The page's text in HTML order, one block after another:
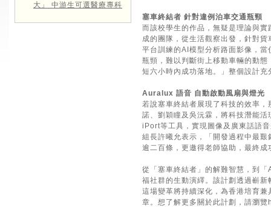
大」 中游生可選醫療專科
塞車終結者 針對違例泊車交通瓶頸
而該校學生的作品，無疑是理論與
成的團隊，從生活觀察出發，針對
平台訓練的AI模型分析路面影像，
瓶頸，難以判斷街上移動車輛的動
短六小時內成功落地。」整個設計
Auralux 語音 自動啟動風扇與燈光
若說塞車終結者展現了科技的效率
諾、劉穎瞳及吳沅霖，將科技潛能
iPort等工具，實現圖像及廣東話語
組長許曦允表示，「開發過程中最
逾二百條，更邀得老師協助，最終成
從「塞車終結者」的解難智慧，到
福社群的生動演繹。該計劃透過嶄
這場變革將持續深化，為香港培育
章。想了解更多關於此計劃，請瀏覽